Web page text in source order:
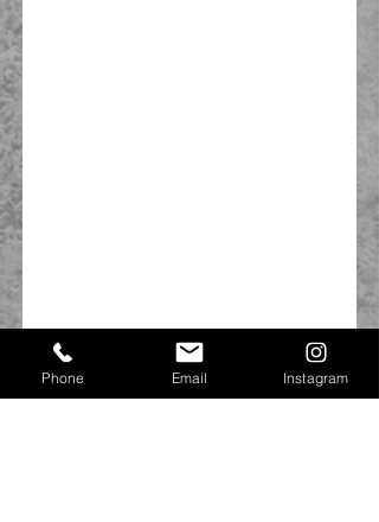
Phone Email Instagram